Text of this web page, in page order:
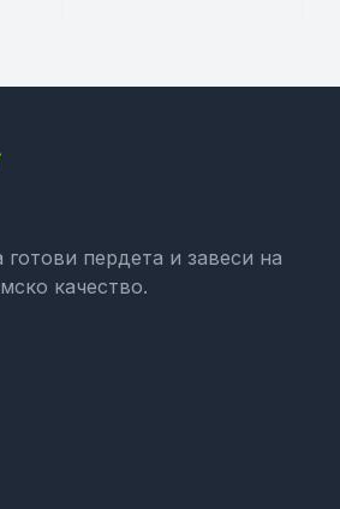
готови пердета и завеси на
качество.